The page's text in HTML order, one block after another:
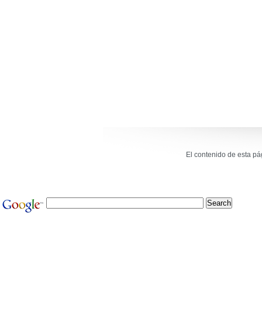
El contenido de esta